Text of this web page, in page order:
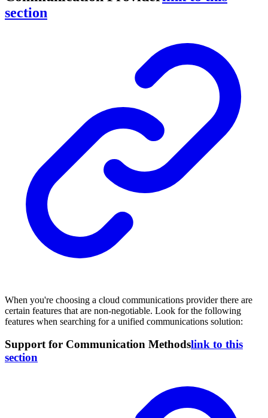
section
When you're choosing a cloud communications provider there are
certain features that are non-negotiable. Look for the following
features when searching for a unified communications solution:
Support for Communication Methodslink to this
section